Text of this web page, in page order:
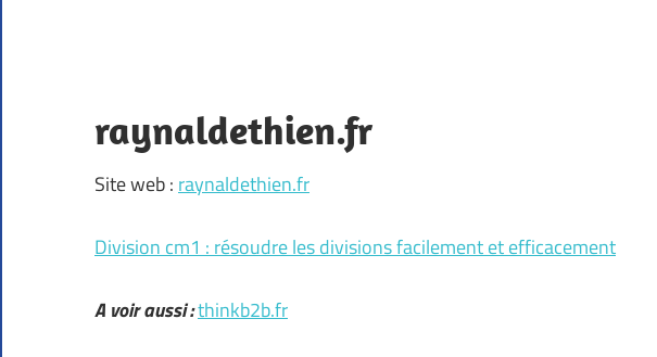
raynaldethien.fr
Site web : raynaldethien.fr
Division cm1 : résoudre les divisions facilement et efficacement
A voir aussi :thinkb2b.fr